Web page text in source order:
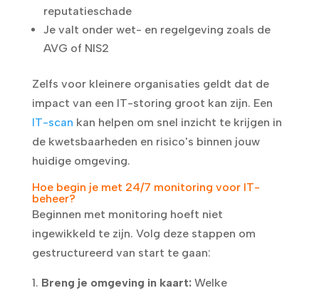
reputatieschade
Je valt onder wet- en regelgeving zoals de
AVG of NIS2
Zelfs voor kleinere organisaties geldt dat de
impact van een IT-storing groot kan zijn. Een
IT-scan kan helpen om snel inzicht te krijgen in
de kwetsbaarheden en risico's binnen jouw
huidige omgeving.
Hoe begin je met 24/7 monitoring voor IT-
beheer?
Beginnen met monitoring hoeft niet
ingewikkeld te zijn. Volg deze stappen om
gestructureerd van start te gaan:
Breng je omgeving in kaart: Welke